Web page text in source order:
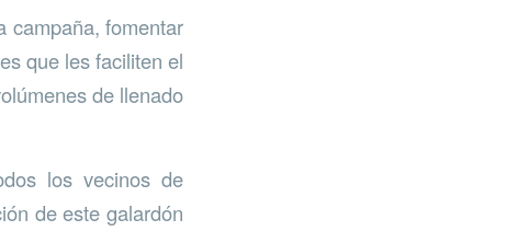
campaña, fomentar
que les faciliten el
de llenado
los vecinos de
de este galardón